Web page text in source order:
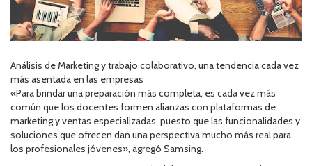
Análisis de Marketing y trabajo colaborativo, una tendencia cada vez
más asentada en las empresas
«Para brindar una preparación más completa, es cada vez más
común que los docentes formen alianzas con plataformas de
marketing y ventas especializadas, puesto que las funcionalidades y
soluciones que ofrecen dan una perspectiva mucho más real para
los profesionales jóvenes», agregó Samsing.